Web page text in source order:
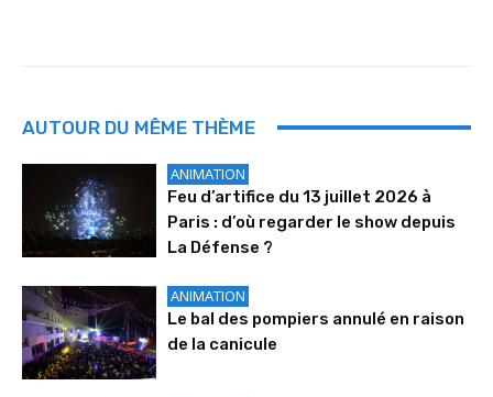
AUTOUR DU MÊME THÈME
ANIMATION
Feu d’artifice du 13 juillet 2026 à
Paris : d’où regarder le show depuis
La Défense ?
ANIMATION
Le bal des pompiers annulé en raison
de la canicule